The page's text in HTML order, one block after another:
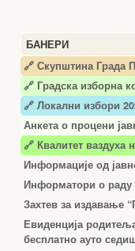
БАНЕРИ
🔗 Скупштина Града
🔗 Градска изборна
🔗 Локални избори
Анкета о процени
🔗 Квалитет ваздуха
Информације од
Информатори о раду
Захтев за издавање
Евиденција
бесплатно ауто